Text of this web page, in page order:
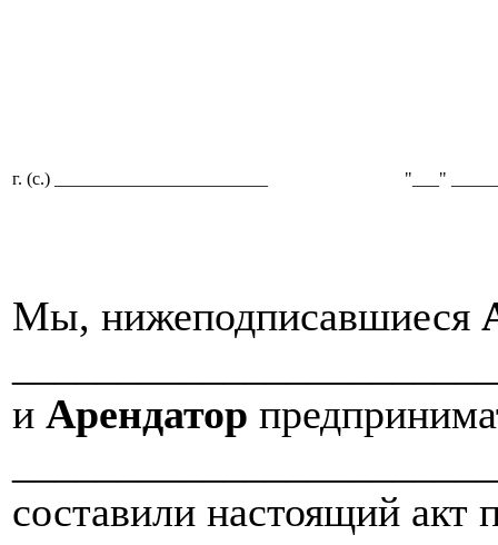
г. (с.) ________________________ "___"
Мы, нижеподписавшиеся
и Арендатор
составили настоящий акт